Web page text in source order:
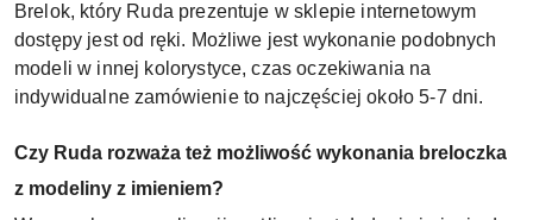
Brelok, który Ruda prezentuje w sklepie internetowym
dostępy jest od ręki. Możliwe jest wykonanie podobnych
modeli w innej kolorystyce, czas oczekiwania na
indywidualne zamówienie to najczęściej około 5-7 dni.
Czy Ruda rozważa też możliwość wykonania breloczka
z modeliny z imieniem?